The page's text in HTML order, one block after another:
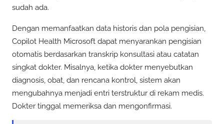
sudah ada.
Dengan memanfaatkan data historis dan pola pengisian,
Copilot Health Microsoft dapat menyarankan pengisian
otomatis berdasarkan transkrip konsultasi atau catatan
singkat dokter. Misalnya, ketika dokter menyebutkan
diagnosis, obat, dan rencana kontrol, sistem akan
mengubahnya menjadi entri terstruktur di rekam medis.
Dokter tinggal memeriksa dan mengonfirmasi.